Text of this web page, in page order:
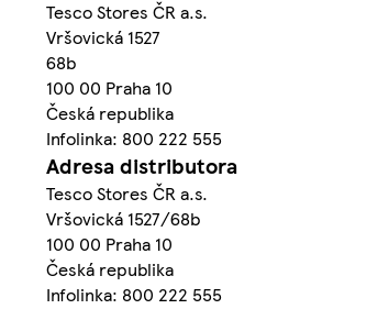
Tesco Stores ČR a.s.
Vršovická 1527
68b
100 00 Praha 10
Česká republika
Infolinka: 800 222 555
Adresa distributora
Tesco Stores ČR a.s.
Vršovická 1527/68b
100 00 Praha 10
Česká republika
Infolinka: 800 222 555